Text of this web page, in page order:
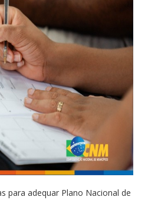
para adequar Plano Nacional de